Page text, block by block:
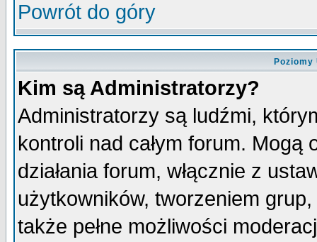
Powrót do góry
Kim są Administratorzy?
Administratorzy są ludźmi,
kontroli nad całym forum.
działania forum, włącznie z
użytkowników, tworzeniem
także pełne możliwości